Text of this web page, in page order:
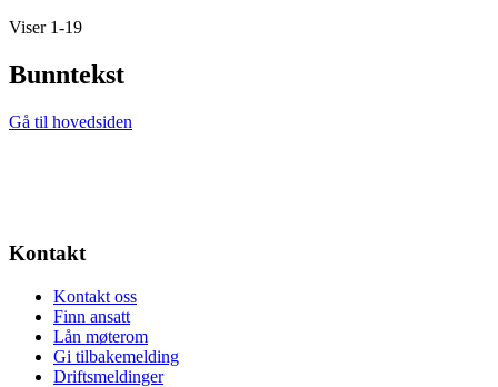
Viser 1-19
Bunntekst
Gå til hovedsiden
Kontakt
Kontakt oss
Finn ansatt
Lån møterom
Gi tilbakemelding
Driftsmeldinger